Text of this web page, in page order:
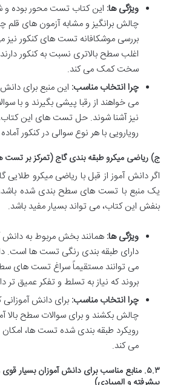
ویژگی ها: این کتاب تست محور بوده و
چالش برانگیز و مشابه آزمون های
بررسی موشکافانه تست های کنکور نیز
اغلب سطح بالاتری نسبت به کنکور
سخت کمک می کند.
چرا انتخاب مناسب: این منبع برای
می خواهند از رقبا پیشی بگیرند و با
نیز آشنا شوند. حل تست های این کتاب،
رویارویی با هر نوع سوالی در کنکور
ج) ریاضی میکرو طبقه بندی گاج (تمرکز بر
اگر دانش آموز از قبل با ریاضی میکرو طلایی
یک منبع با تست های سطح بندی شده
بنفش این کتاب، می تواند بسیار مفید باشد.
ویژگی ها: همانند بخش مربوط به دانش
دارای طبقه بندی رنگی تست ها است.
می توانند مستقیماً سراغ تست های
بروند که نیاز به تسلط و تفکر عمیق تر
چرا انتخاب مناسب: برای دانش
چالش بکشند و برای سوالات سطح بالا
رویکرد طبقه بندی شده تست ها، امکان
می کند.
۵.۳. منابع مناسب برای دانش آموزان بسیار